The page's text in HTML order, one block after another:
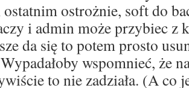
ostrożnie, soft do
i admin może przybiec z
da się to potem prosto
wspomnieć, że
to nie zadziała. (A co